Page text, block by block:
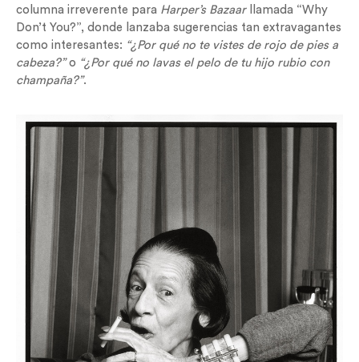
columna irreverente para Harper’s Bazaarllamada “Why
Don’t You?”, donde lanzaba sugerencias tan extravagantes
como interesantes: “¿Por qué no te vistes de rojo de pies a
cabeza?”o “¿Por qué no lavas el pelo de tu hijo rubio con
champaña?”.